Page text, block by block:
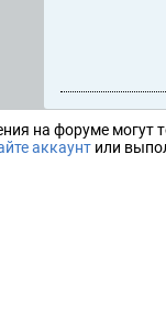
на форуме могут
аккаунт или